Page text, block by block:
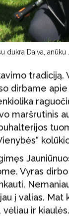
dukra Daiva, anūku
dirbame
maršrutinis
Vyras
į valias.
ir kiaulės.